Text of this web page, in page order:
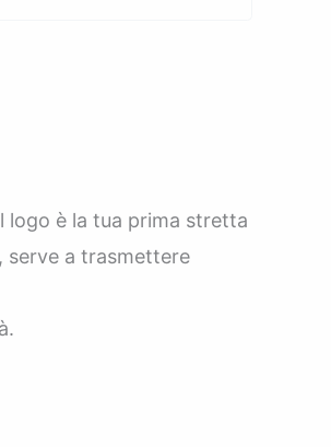
logo è la tua prima stretta
serve a trasmettere